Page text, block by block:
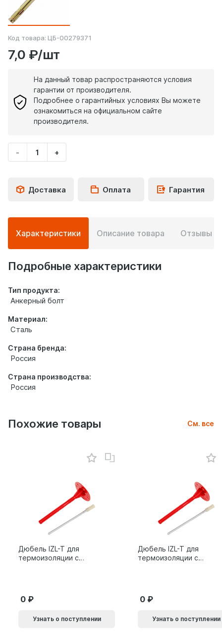
Код товара: ЦБ-00279371
7,0 ₽/шт
На данный товар распространяются условия
гарантии от производителя.
Подробнее о гарантийных условиях Вы можете
ознакомиться на официальном сайте
производителя.
-
Укажите
количество
+
Доставка Оплата Гарантия
Подробная
информация
о
товаре
Характеристики Описание товара Отзывы
Подробные характеристики
Тип продукта:
Анкерный болт
Материал:
Сталь
Страна бренда:
Россия
Страна производства:
Россия
Похожие товары См. все
Дюбель IZL-T для
термоизоляции с
0
Узнать о поступлении
Дюбель IZL-T для
термоизоляции с
0
Узнать о поступлении